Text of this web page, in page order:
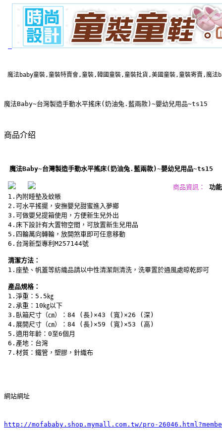
魔法baby童裝,童裝特賣會,童裝,韓國童裝,童裝批貨,美國童裝,童裝寄賣,魔
魔法Baby~台灣製造手動水平搖床(奶油兔.藍兩款)~嬰幼兒用品~ts15
商品介绍
魔法Baby~台灣製造手動水平搖床(奶油兔.藍兩款)~嬰幼兒用品~ts15
商品資訊：
功
1.內附睡墊及蚊帳
2.可水平搖擺，安撫嬰兒甜蜜進入夢鄉
3.可做嬰兒提箱使用，方便新生兒外出
4.床下設計有大置物空間，可放置新生兒用品
5.四輪萬向轉輪，放開煞車即可任意移動
6.台灣新型專利M257144號
清潔方法：
1.座墊、帆蓋等紡織品請以中性清潔劑清洗，洗畢置於通風處晾乾即可
產品規格：
1.淨重：5.5㎏
2.承重：10㎏以下
3.臥箱尺寸（㎝）：84 (長)×43 (寬)×26 (深)
4.展開尺寸（㎝）：84 (長)×59 (寬)×53 (高)
5.適用年齡：0至6個月
6.產地：台灣
7.材質：鐵管，塑膠，針織布
網站網址
http://mofababy.shop.mymall.com.tw/pro-